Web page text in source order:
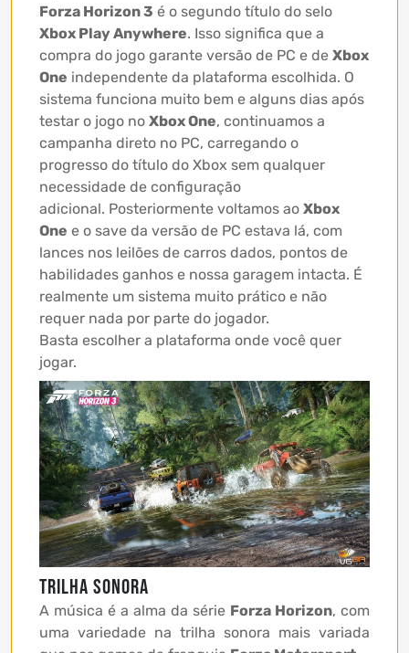
Forza Horizon 3 é o segundo título do selo
Xbox Play Anywhere. Isso significa que a
compra do jogo garante versão de PC e de Xbox
One independente da plataforma escolhida. O
sistema funciona muito bem e alguns dias após
testar o jogo no Xbox One, continuamos a
campanha direto no PC, carregando o
progresso do título do Xbox sem qualquer
necessidade de configuração
adicional. Posteriormente voltamos ao Xbox
One e o save da versão de PC estava lá, com
lances nos leilões de carros dados, pontos de
habilidades ganhos e nossa garagem intacta. É
realmente um sistema muito prático e não
requer nada por parte do jogador.
Basta escolher a plataforma onde você quer
jogar.
Trilha Sonora
A música é a alma da série Forza Horizon, com
uma variedade na trilha sonora mais variada